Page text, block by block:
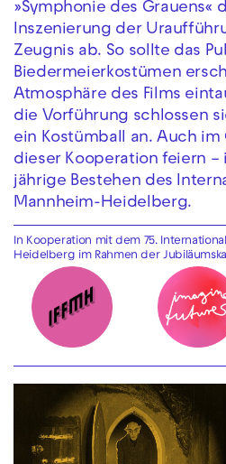
»Symphonie des Grauens«
Inszenierung der
Zeugnis ab. So sollte das
Biedermeierkostümen
Atmosphäre des Films
die Vorführung schlossen
ein Kostümball an. Auch im
dieser Kooperation feiern –
jährige Bestehen des
Mannheim-Heidelberg.
In Kooperation mit dem 75.
Heidelberg im Rahmen der